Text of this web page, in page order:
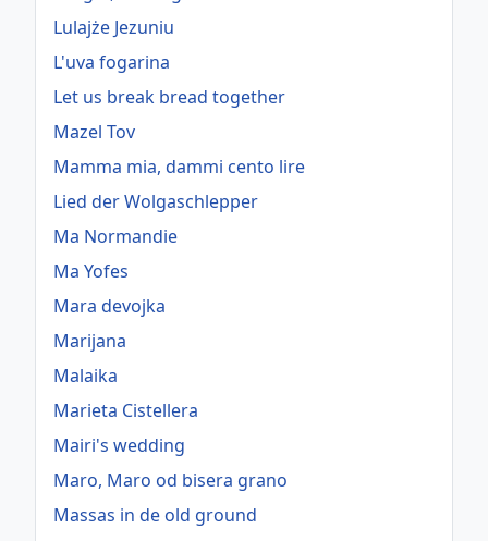
Lulajże Jezuniu
L'uva fogarina
Let us break bread together
Mazel Tov
Mamma mia, dammi cento lire
Lied der Wolgaschlepper
Ma Normandie
Ma Yofes
Mara devojka
Marijana
Malaika
Marieta Cistellera
Mairi's wedding
Maro, Maro od bisera grano
Massas in de old ground